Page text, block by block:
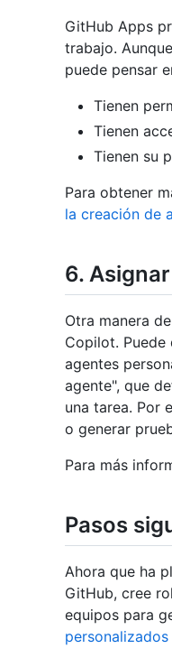
GitHub Apps
trabajo.
puede pensar
Tienen
Tienen
Tienen su
Para obtener
la creación de
6.
Otra manera
Copilot. Puede
agentes
agente", que
una tarea. Por
o generar
Para más
Pasos
Ahora que ha
GitHub, cree
equipos para